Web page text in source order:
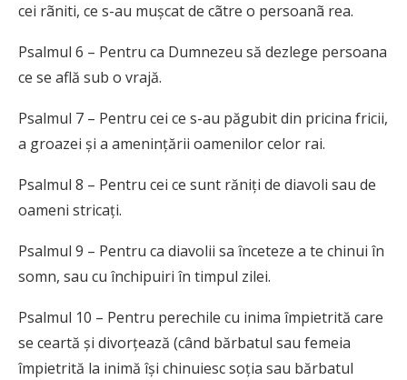
cei rãniti, ce s-au mușcat de cãtre o persoanã rea.
Psalmul 6 – Pentru ca Dumnezeu să dezlege persoana
ce se află sub o vrajă.
Psalmul 7 – Pentru cei ce s-au păgubit din pricina fricii,
a groazei și a amenințării oamenilor celor rai.
Psalmul 8 – Pentru cei ce sunt răniți de diavoli sau de
oameni stricați.
Psalmul 9 – Pentru ca diavolii sa înceteze a te chinui în
somn, sau cu închipuiri în timpul zilei.
Psalmul 10 – Pentru perechile cu inima împietrită care
se ceartă și divorțează (când bărbatul sau femeia
împietrită la inimă își chinuiesc soția sau bărbatul